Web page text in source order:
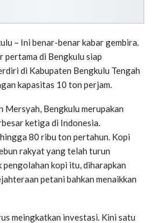
– Ini benar-benar kabar gembira.
pertama di Bengkulu siap
di Kabupaten Bengkulu Tengah
kapasitas 10 ton perjam.
Bengkulu merupakan
ketiga di Indonesia.
80 ribu ton pertahun. Kopi
rakyat yang telah turun
kopi itu, diharapkan
petani bahkan menaikkan
meingkatkan investasi. Kini satu